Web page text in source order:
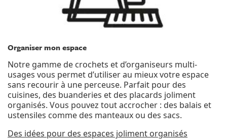
Organiser mon espace
Notre gamme de crochets et d’organiseurs multi-
usages vous permet d’utiliser au mieux votre espace
sans recourir à une perceuse. Parfait pour des
cuisines, des buanderies et des placards joliment
organisés. Vous pouvez tout accrocher : des balais et
ustensiles comme des manteaux ou des sacs.
Des idées pour des espaces joliment organisés